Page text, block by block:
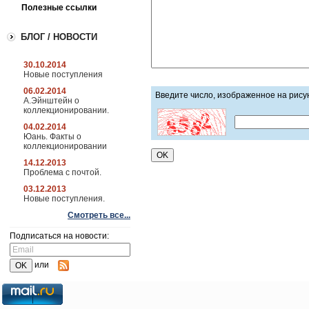
Полезные ссылки
БЛОГ / НОВОСТИ
30.10.2014
Новые поступления
06.02.2014
А.Эйнштейн о
коллекционировании.
04.02.2014
Юань. Факты о
коллекционировании
14.12.2013
Проблема с почтой.
03.12.2013
Новые поступления.
Смотреть все...
Подписаться на новости:
или
Введите число, изображенное на